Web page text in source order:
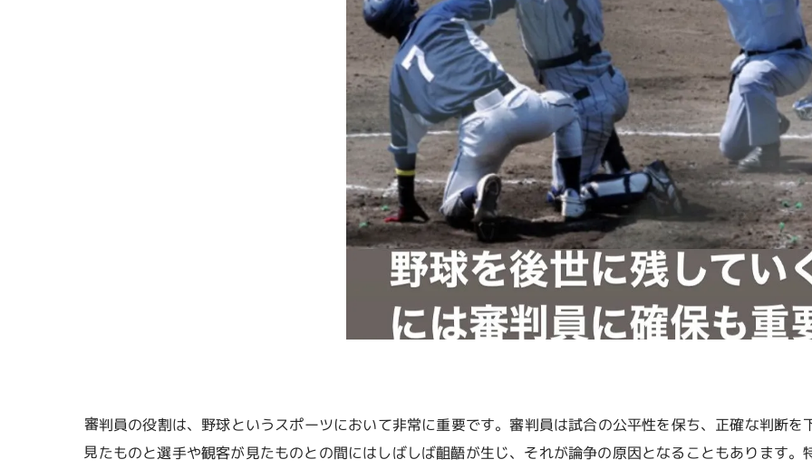
審判員の役割は、野球というスポーツにおいて非常に重要です。審判員は試合の公平性を保ち、正確な判断
見たものと選手や観客が見たものとの間にはしばしば齟齬が生じ、それが論争の原因となることもあります